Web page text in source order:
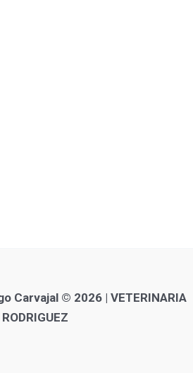
Carvajal © 2026 | VETERINARIA
RODRIGUEZ